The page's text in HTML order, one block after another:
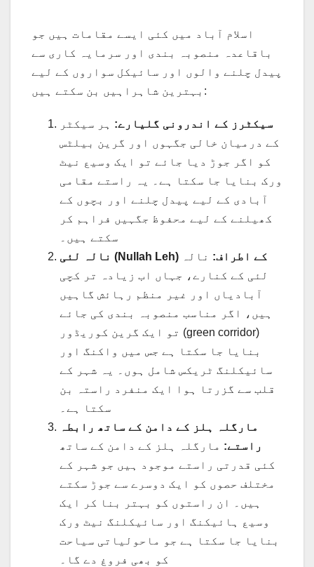
اسلام آباد میں کئی ایسے مقامات ہیں جو
باقاعدہ منصوبہ بندی اور سرمایہ کاری سے
پیدل چلنے والوں اور سائیکل سواروں کے لیے
بہترین شاہراہیں بن سکتے ہیں:
سیکٹرز کے اندرونی گلیارے: ہر سیکٹر
کے درمیان خالی جگہوں اور گرین بیلٹس
کو اگر جوڑ دیا جائے تو ایک وسیع نیٹ
ورک بنایا جا سکتا ہے۔ یہ راستے مقامی
آبادی کے لیے پیدل چلنے اور بچوں کے
کھیلنے کے لیے محفوظ جگہیں فراہم کر
سکتے ہیں۔
نالہ لئی (Nullah Leh) کے اطراف: نالہ
لئی کے کنارے، جہاں اب زیادہ تر کچی
آبادیاں اور غیر منظم رہائش گاہیں
ہیں، اگر مناسب منصوبہ بندی کی جائے
تو ایک گرین کوریڈور (green corridor)
بنایا جا سکتا ہے جس میں واکنگ اور
سائیکلنگ ٹریکس شامل ہوں۔ یہ شہر کے
قلب سے گزرتا ہوا ایک منفرد راستہ بن
سکتا ہے۔
مارگلہ ہلز کے دامن کے ساتھ رابطہ
راستے: مارگلہ ہلز کے دامن کے ساتھ
کئی قدرتی راستے موجود ہیں جو شہر کے
مختلف حصوں کو ایک دوسرے سے جوڑ سکتے
ہیں۔ ان راستوں کو بہتر بنا کر ایک
وسیع ہائیکنگ اور سائیکلنگ نیٹ ورک
بنایا جا سکتا ہے جو ماحولیاتی سیاحت
کو بھی فروغ دے گا۔